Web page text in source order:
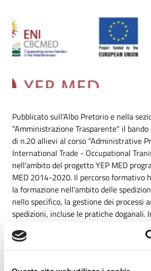
Pubblicato sull'Albo Pretorio e nella
"Amministrazione Trasparente" il
di n.20 allievi al corso "Administrative
International Trade - Occupational
nell'ambito del progetto YEP MED
MED 2014-2020. Il percorso formativo
la formazione nell'ambito delle
nello specifico, la gestione dei processi
spedizioni, incluse le pratiche doganali.
definiscono un accordo contrattuale
formulando offerte, identificando le